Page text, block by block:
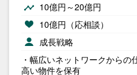
10億円～20億円
10億円（応相談）
成長戦略
・幅広いネットワークから
高い物件を保有